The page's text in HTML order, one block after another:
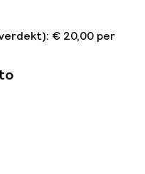
€ 20,00 per